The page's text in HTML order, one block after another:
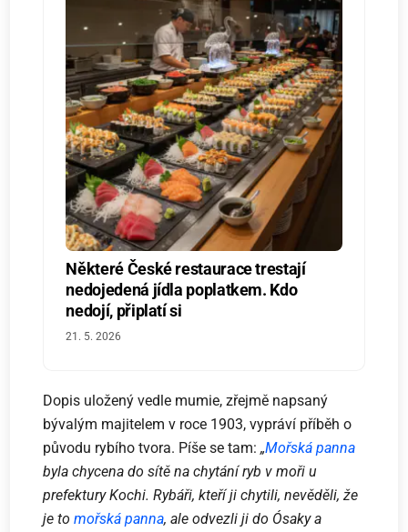
Některé České restaurace trestají
nedojedená jídla poplatkem. Kdo
nedojí, připlatí si
21. 5. 2026
Dopis uložený vedle mumie, zřejmě napsaný
bývalým majitelem v roce 1903, vypráví příběh o
původu rybího tvora. Píše se tam:„Mořská panna
byla chycena do sítě na chytání ryb v moři u
prefektury Kochi. Rybáři, kteří ji chytili, nevěděli, že
je tomořská panna, ale odvezli ji do Ósaky a